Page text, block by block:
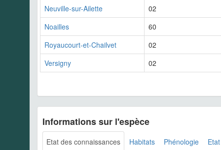
Neuville-sur-Ailette
02
Noailles
60
Royaucourt-et-Chailvet
02
Versigny
02
Informations sur l'espèce
Etat des connaissances Habitats Phénologie